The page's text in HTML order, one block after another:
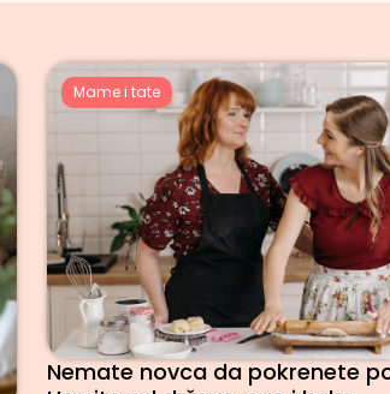
Mame i tate
Nemate novca da pokrenete